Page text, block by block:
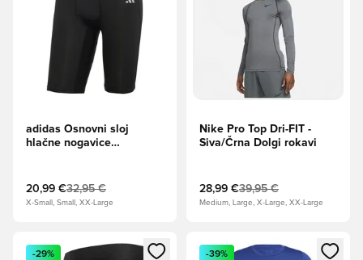
adidas Osnovni sloj
hlačne nogavice
20,99 €32,95 €
X-Small, Small, XX-Large
Nike Pro Top Dri-FIT -
Siva/Črna Dolgi rokavi
28,99 €39,95 €
Medium, Large, X-Large, XX-Large
Odpre Modal za prijavo ali vpis kot član
-29%
Odpre Modal za prijavo ali
-39%